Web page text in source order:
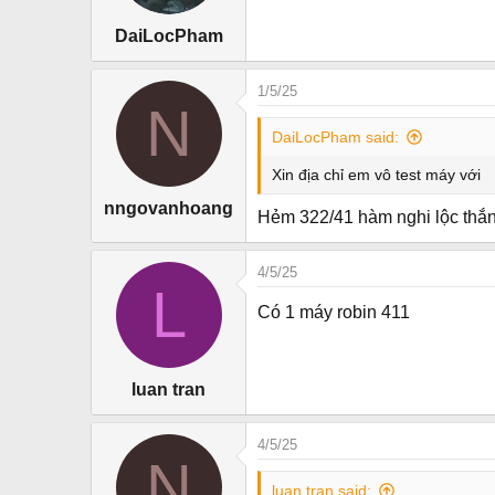
DaiLocPham
N
nngovanhoang
1/5/25
DaiLocPham said:
Xin địa chỉ em vô test máy với
Hẻm 322/41 hàm nghi lộc
L
luan tran
4/5/25
Có 1 máy robin 411
4/5/25
luan tran said: